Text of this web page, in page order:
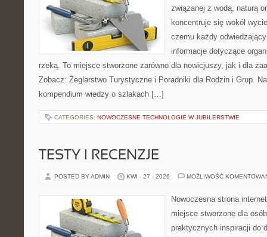
związanej z wodą, naturą
koncentruje się wokół
czemu każdy
informacje dotyczące
rzeką. To miejsce stworzone zarówno dla nowicjuszy, jak i dla
Zobacz: Żeglarstwo Turystyczne i Poradniki dla Rodzin i Grup.
kompendium wiedzy o szlakach […]
CATEGORIES: NOWOCZESNE TECHNOLOGIE W JUBILERSTWIE
TESTY I RECENZJE
POSTED BY ADMIN KWI - 27 - 2026 MOŻLIWOŚĆ
Nowoczesna strona
miejsce stworzone dla
praktycznych inspiracji do